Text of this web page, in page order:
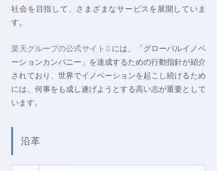
社会を目指して、さまざまなサービスを展開していま
す。
楽天グループの公式サイト
には、「グローバルイノベ
ーションカンパニー」を達成するための行動指針が紹介
されており、世界でイノベーションを起こし続けるため
には、何事をも成し遂げようとする高い志が重要として
います。
沿革